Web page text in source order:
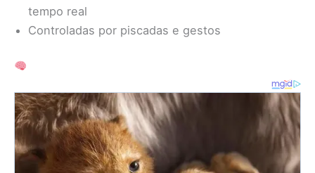
tempo real
Controladas por piscadas e gestos